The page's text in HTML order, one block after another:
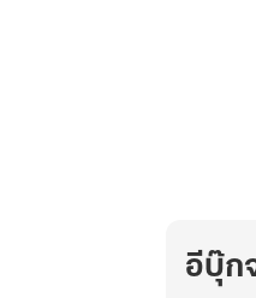
เล่ม
11อีบุ๊ก